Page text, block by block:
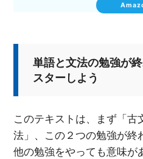
単語と文法の勉強が
スターしよう
このテキストは、まず「古
法」、この２つの勉強が終
他の勉強をやっても意味が